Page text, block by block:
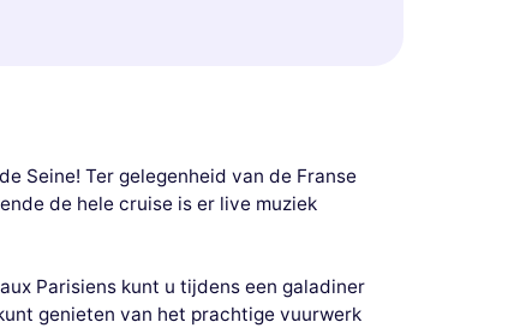
Seine! Ter gelegenheid van de Franse
de hele cruise is er live muziek
Parisiens kunt u tijdens een galadiner
genieten van het prachtige vuurwerk